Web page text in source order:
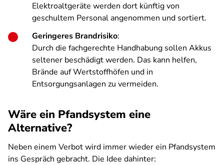
Elektroaltgeräte werden dort künftig von
geschultem Personal angenommen und sortiert.
Geringeres Brandrisiko:
Durch die fachgerechte Handhabung sollen Akkus
seltener beschädigt werden. Das kann helfen,
Brände auf Wertstoffhöfen und in
Entsorgungsanlagen zu vermeiden.
Wäre ein Pfandsystem eine
Alternative?
Neben einem Verbot wird immer wieder ein Pfandsystem
ins Gespräch gebracht. Die Idee dahinter: